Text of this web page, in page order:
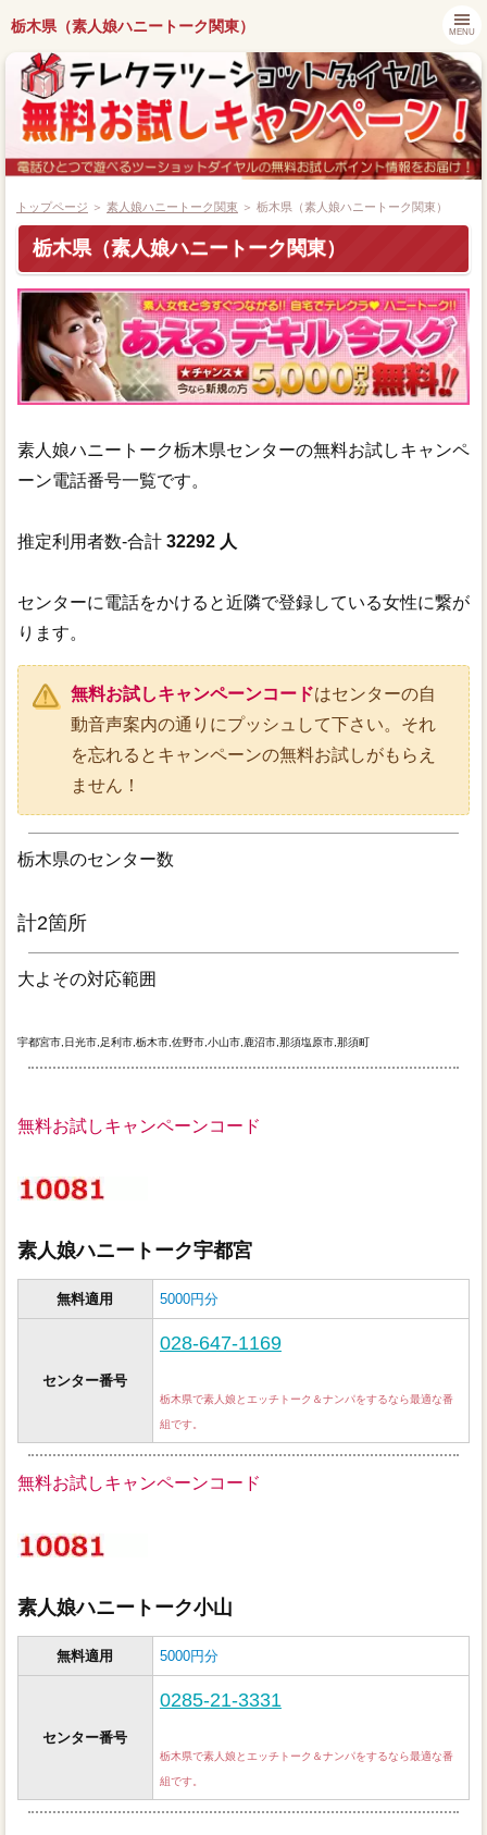
栃木県（素人娘ハニートーク関東） MENU
都道府県別キャンペーン情報
ツーショットダイヤル番組紹介
アプリでツーショットダイヤル
ツーショット関連ニュース
トップページ ＞ 素人娘ハニートーク関東 ＞ 栃木県（素人娘ハニートーク関東）
栃木県（素人娘ハニートーク関東）
素人娘ハニートーク栃木県センターの無料お試しキャンペ
ーン電話番号一覧です。
推定利用者数-合計 32292 人
センターに電話をかけると近隣で登録している女性に繋が
ります。
無料お試しキャンペーンコードはセンターの自
動音声案内の通りにプッシュして下さい。それ
を忘れるとキャンペーンの無料お試しがもらえ
ません！
栃木県のセンター数
計2箇所
大よその対応範囲
宇都宮市,日光市,足利市,栃木市,佐野市,小山市,鹿沼市,那須塩原市,那須町
無料お試しキャンペーンコード
素人娘ハニートーク宇都宮
無料適用 5000円分
センター番号
028-647-1169
栃木県で素人娘とエッチトーク＆ナンパをするなら最適な番
組です。
無料お試しキャンペーンコード
素人娘ハニートーク小山
無料適用 5000円分
センター番号
0285-21-3331
栃木県で素人娘とエッチトーク＆ナンパをするなら最適な番
組です。